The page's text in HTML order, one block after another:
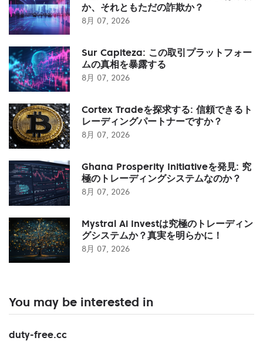
か、それともただの詐欺か？
8月 07, 2026
Sur Capiteza: この取引プラットフォー
ムの真相を暴露する
8月 07, 2026
Cortex Tradeを探求する: 信頼できるト
レーディングパートナーですか？
8月 07, 2026
Ghana Prosperity Initiativeを発見: 究
極のトレーディングシステムなのか？
8月 07, 2026
Mystral Ai Investは究極のトレーディン
グシステムか？真実を明らかに！
8月 07, 2026
You may be interested in
duty-free.cc